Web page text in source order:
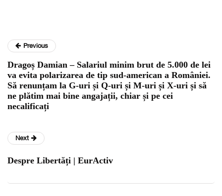
Previous
Dragoș Damian – Salariul minim brut de 5.000 de lei
va evita polarizarea de tip sud-american a României.
Să renunțam la G-uri și Q-uri și M-uri și X-uri și să
ne plătim mai bine angajații, chiar și pe cei
necalificați
Next
Despre Libertăți | EurActiv